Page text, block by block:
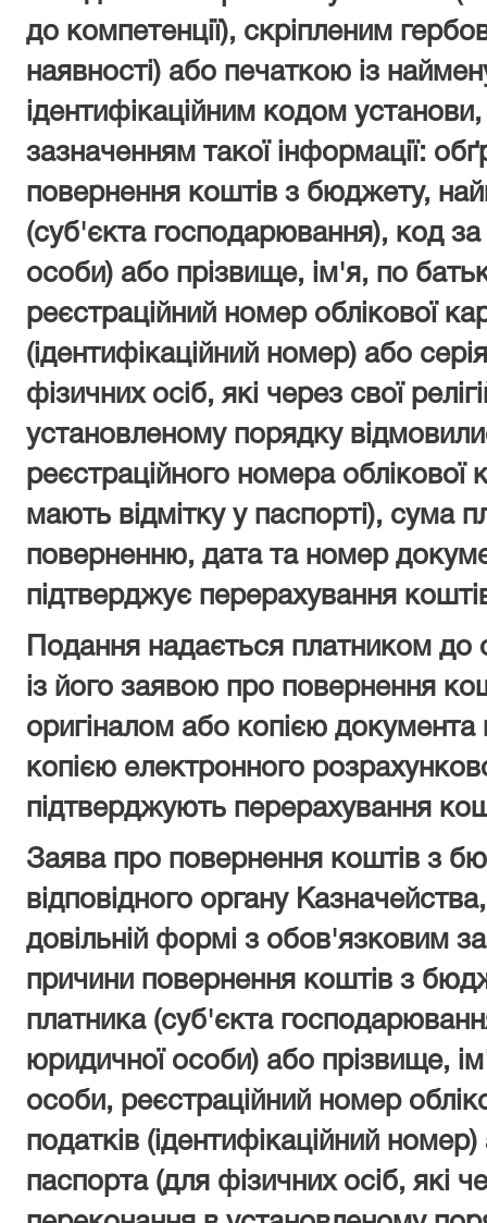
до компетенції), скріпленим
наявності) або печаткою із
ідентифікаційним кодом
зазначенням такої інформації:
повернення коштів з бюджету,
(суб'єкта господарювання), код
особи) або прізвище, ім'я, по
реєстраційний номер облікової
(ідентифікаційний номер) або
фізичних осіб, які через свої
установленому порядку
реєстраційного номера облікової
мають відмітку у паспорті), сума
поверненню, дата та номер
підтверджує перерахування
Подання надається платником до
із його заявою про повернення
оригіналом або копією
копією електронного
підтверджують перерахування
Заява про повернення коштів з
відповідного органу
довільній формі з обов'язковим
причини повернення коштів з
платника (суб'єкта
юридичної особи) або прізвище,
особи, реєстраційний номер
податків (ідентифікаційний
паспорта (для фізичних осіб, які